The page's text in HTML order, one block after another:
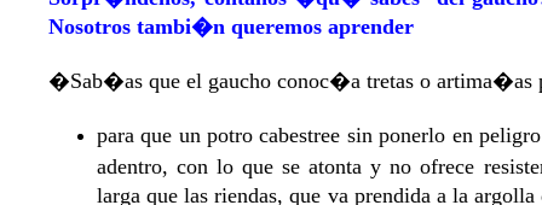
Nosotros tambi�n queremos aprender
�Sab�as que el gaucho conoc�a tretas o artima�as
para que un potro cabestree sin ponerlo en
adentro, con lo que se atonta y no ofrece
larga que las riendas, que va prendida a la